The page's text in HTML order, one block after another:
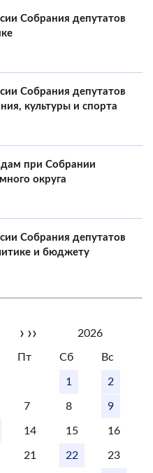
Собрания депутатов
Собрания депутатов
культуры и спорта
при Собрании
округа
Собрания депутатов
и бюджету
› ›› 2026
Пт Сб Вс
1 2
7 8 9
14 15 16
21 22 23